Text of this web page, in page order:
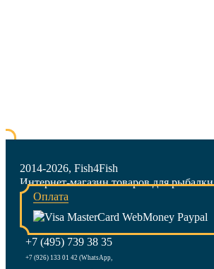
2014-2026, Fish4Fish
Интернет-магазин товаров для рыбалки
Оплата
+7 (495) 739 38 35
+7 (926) 133 01 42 (WhatsApp,